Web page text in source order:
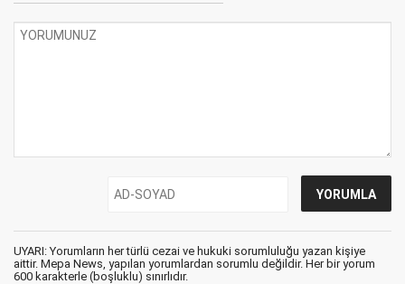
UYARI: Yorumların her türlü cezai ve hukuki sorumluluğu yazan kişiye
aittir. Mepa News, yapılan yorumlardan sorumlu değildir. Her bir yorum
600 karakterle (boşluklu) sınırlıdır.